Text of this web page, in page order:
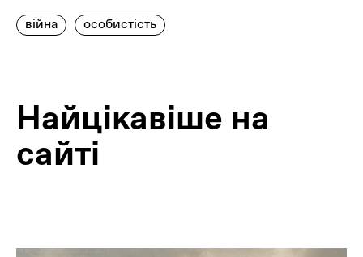
війна особистість
Найцiкавiше на
сайтi